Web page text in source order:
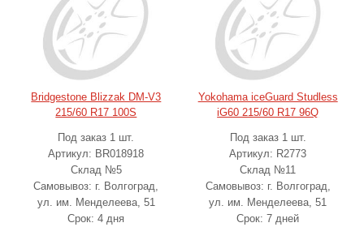
Bridgestone Blizzak DM-V3
215/60 R17 100S
Под заказ 1 шт.
Артикул: BR018918
Склад №5
Самовывоз: г. Волгоград,
ул. им. Менделеева, 51
Срок: 4 дня
Yokohama iceGuard Studless
iG60 215/60 R17 96Q
Под заказ 1 шт.
Артикул: R2773
Склад №11
Самовывоз: г. Волгоград,
ул. им. Менделеева, 51
Срок: 7 дней